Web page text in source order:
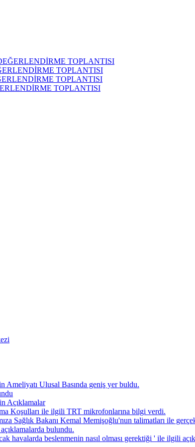
TOPLANTISI
TOPLANTISI
TOPLANTISI
TOPLANTISI
Ameliyatı Ulusal Basında geniş yer buldu.
Açıklamalar
Koşulları ile ilgili TRT mikrofonlarına bilgi verdi.
Sağlık Bakanı Kemal Memişoğlu'nun talimatları ile
bulundu.
havalarda beslenmenin nasıl olması gerektiği ' ile ilgili